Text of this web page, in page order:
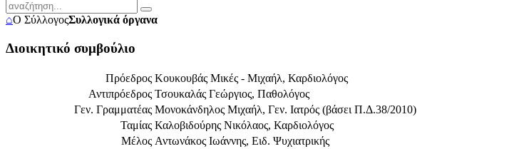
⌂Ο ΣύλλογοςΣυλλογικά όργανα
Διοικητικό συμβούλιο
Πρόεδρος Κουκουβάς Μικές - Μιχαήλ, Καρδιολόγος
Αντιπρόεδρος Τσουκαλάς Γεώργιος, Παθολόγος
Γεν. Γραμματέας Μονοκάνδηλος Μιχαήλ, Γεν. Ιατρός (βάσει Π.Δ.38/2010)
Ταμίας Καλοβιδούρης Νικόλαος, Καρδιολόγος
Μέλος Αντωνάκος Ιωάννης, Ειδ. Ψυχιατρικής